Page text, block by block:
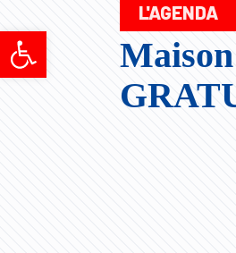
Ouvrir la barre d’outils
L'AGENDA